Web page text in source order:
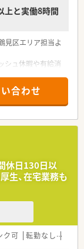
上と実働8時間
見区エリア担当よ
シュ休暇や有給消
歩8分の好立地にあ
ない環境です。
、1日あたりの処
スで業務に励め
り、少人数なが
務を行っていま
組みが整ってお
に管理されていま
合わせ
休日130日以
生、在宅業務も
ク可 転勤なし